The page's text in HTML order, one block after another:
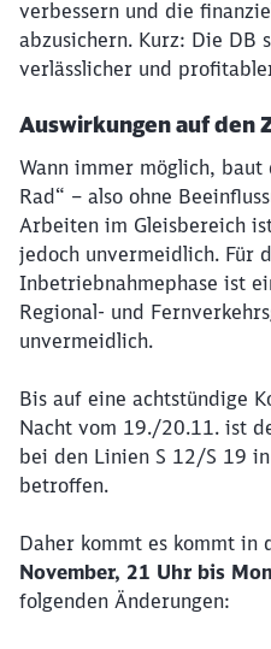
verbessern und die
abzusichern. Kurz: Die DB
verlässlicher und
Auswirkungen auf den
Wann immer möglich,
Rad“ – also ohne
Arbeiten im Gleisbereich
jedoch unvermeidlich. Für
Inbetriebnahmephase ist
Regional- und
unvermeidlich.
Bis auf eine achtstündige
Nacht vom 19./20.11. ist
bei den Linien S 12/S 19
betroffen.
Daher kommt es kommt in
November, 21 Uhr bis
folgenden Änderungen:
werden?
Abbrechen